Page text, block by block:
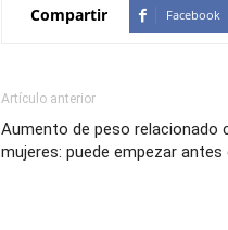
Compartir Facebook
Artículo anterior
Aumento de peso relacionado
mujeres: puede empezar antes